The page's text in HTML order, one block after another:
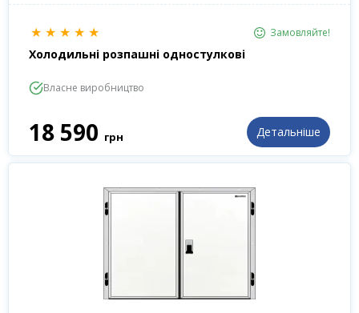
★ ★ ★ ★ ★ Замовляйте!
Холодильні розпашні одностулкові
Власне виробництво
18 590 грн Детальніше